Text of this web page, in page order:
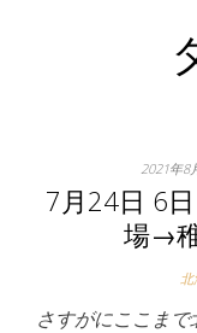
2021年8
7月24日 6
場→
北
さすがにここま